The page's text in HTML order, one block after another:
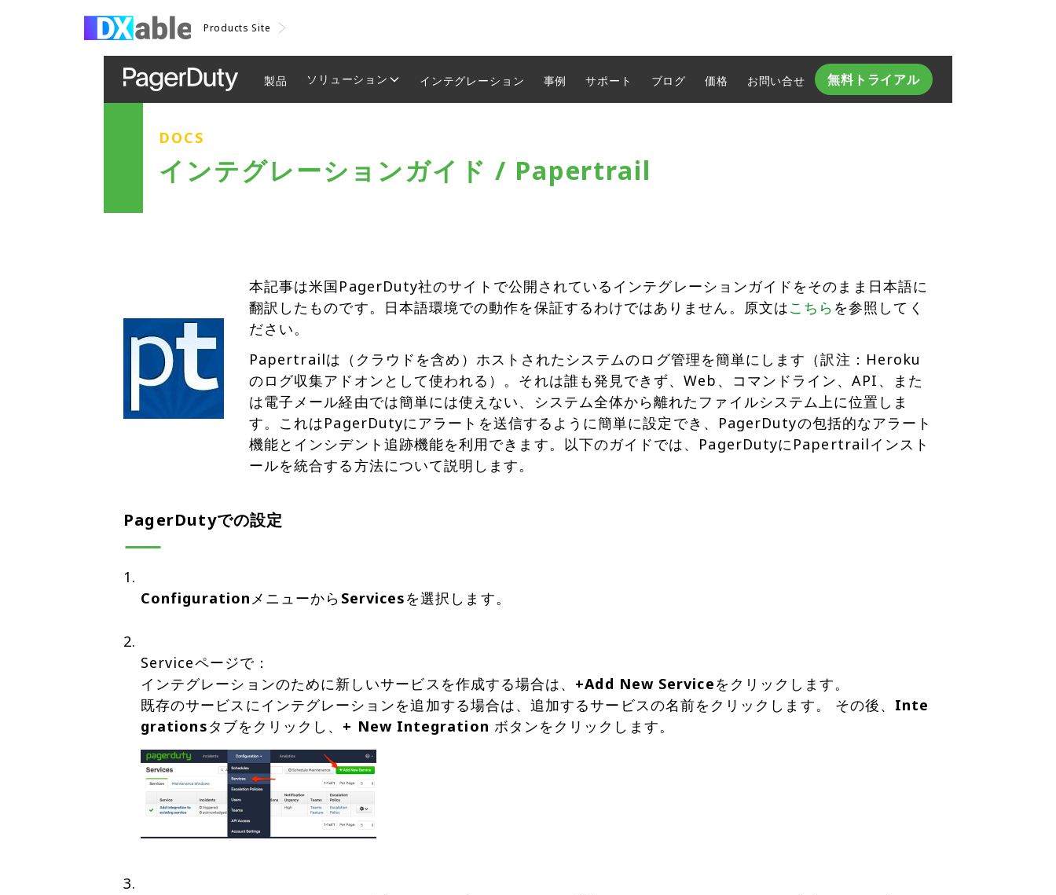
Products Site
製品 ソリューション インテグレーション 事例 サポート ブログ 価格 お問い合せ​ 無料トライアル
DOCS
インテグレーションガイド / Papertrail
本記事は米国PagerDuty社のサイトで公開されているインテグレーションガイドをそのまま日本語に
翻訳したものです。日本語環境での動作を保証するわけではありません。原文はこちら を参照してく
ださい。
Papertrailは（クラウドを含め）ホストされたシステムのログ管理を簡単にします（訳注：Heroku
のログ収集アドオンとして使われる）。それは誰も発見できず、Web、コマンドライン、API、また
は電子メール経由では簡単には使えない、システム全体から離れたファイルシステム上に位置しま
す。これはPagerDutyにアラートを送信するように簡単に設定でき、PagerDutyの包括的なアラート
機能とインシデント追跡機能を利用できます。以下のガイドでは、PagerDutyにPapertrailインスト
ールを統合する方法について説明します。
PagerDutyでの設定
Configurationメニューから Servicesを選択します。
Serviceページで：
インテグレーションのために新しいサービスを作成する場合は、 +Add New Serviceをクリックします。
既存のサービスにインテグレーションを追加する場合は、追加するサービスの名前をクリックします。 その後、 Inte
grationsタブをクリックし、 + New Integration